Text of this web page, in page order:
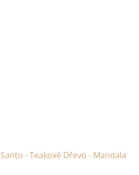
- Teakové Dřevo - Mandala